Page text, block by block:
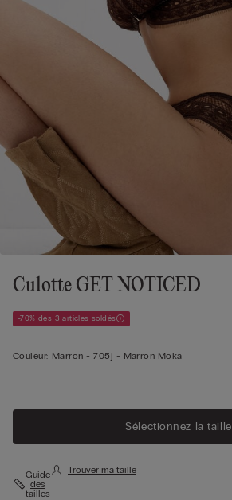
Culotte GET NOTICED
-70% dès 3 articles soldés
Couleur: Marron -705j - Marron Moka
Sélectionnez la taille
Guide
des
tailles
Trouver ma taille